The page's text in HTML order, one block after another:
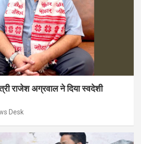
राजेश अग्रवाल ने दिया स्वदेशी
Desk